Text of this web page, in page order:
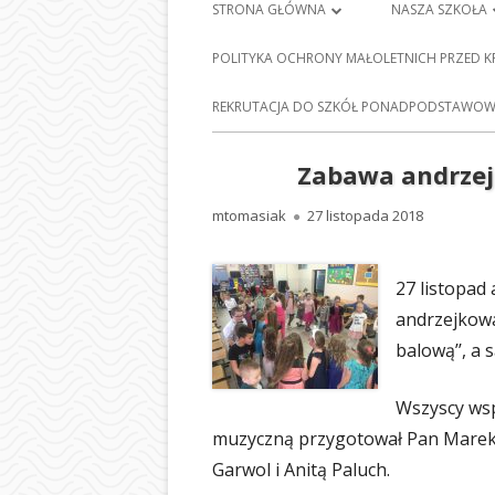
Menu
główne
STRONA GŁÓWNA
PLAN LEKCJI
DZIENNIK ELEKTRONICZNY E-
NASZA SZKOŁA
HISTORIA
BARCICACH
ODDZIAŁY
NASZEJ SZKOLE
RADA
POLITYKA OCHRONY MAŁOLETNICH PRZED
REKRUTACJA DO SZKÓŁ
Zabawa
Autor
mtomasiak Opublikowano
27 listopada 2018
27 listopad
balową’’, a
Wszyscy
muzyczną przygotował Pan
Garwol i Anitą Paluch.